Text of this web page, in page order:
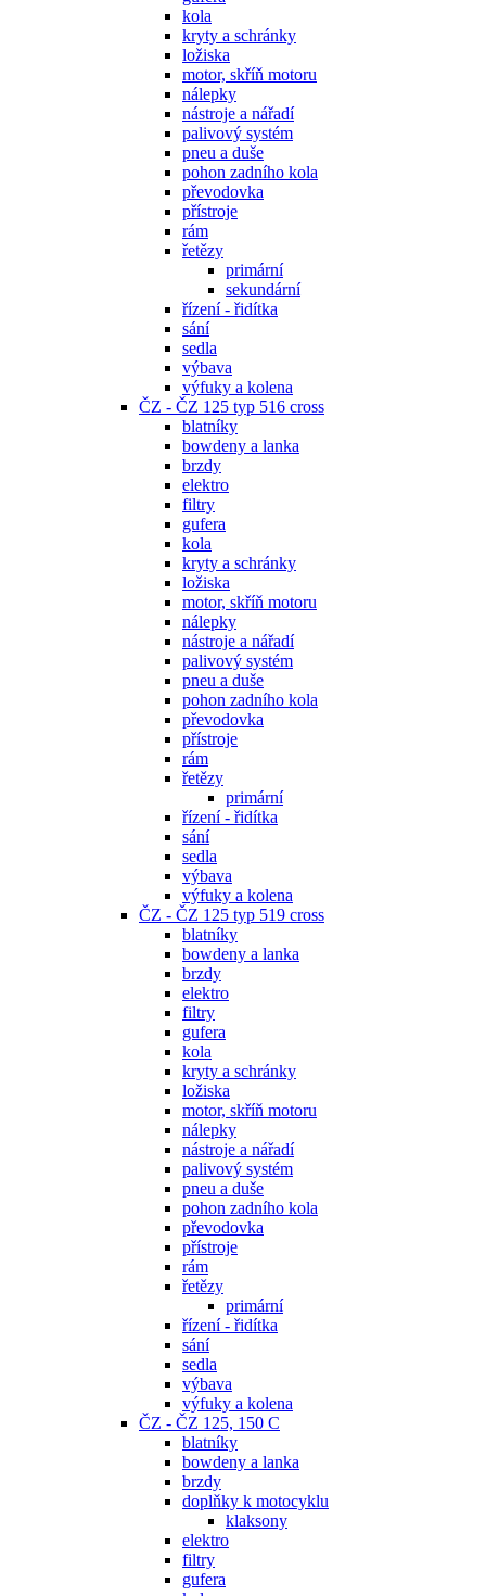
kola
kryty a schránky
ložiska
motor, skříň motoru
nálepky
nástroje a nářadí
palivový systém
pneu a duše
pohon zadního kola
převodovka
přístroje
rám
řetězy
primární
sekundární
řízení - řidítka
sání
sedla
výbava
výfuky a kolena
ČZ - ČZ 125 typ 516 cross
blatníky
bowdeny a lanka
brzdy
elektro
filtry
gufera
kola
kryty a schránky
ložiska
motor, skříň motoru
nálepky
nástroje a nářadí
palivový systém
pneu a duše
pohon zadního kola
převodovka
přístroje
rám
řetězy
primární
řízení - řidítka
sání
sedla
výbava
výfuky a kolena
ČZ - ČZ 125 typ 519 cross
blatníky
bowdeny a lanka
brzdy
elektro
filtry
gufera
kola
kryty a schránky
ložiska
motor, skříň motoru
nálepky
nástroje a nářadí
palivový systém
pneu a duše
pohon zadního kola
převodovka
přístroje
rám
řetězy
primární
řízení - řidítka
sání
sedla
výbava
výfuky a kolena
ČZ - ČZ 125, 150 C
blatníky
bowdeny a lanka
brzdy
doplňky k motocyklu
klaksony
elektro
filtry
gufera